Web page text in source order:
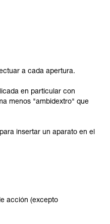
a cada apertura.
en particular con
menos "ambidextro" que
insertar un aparato en el
acción (excepto